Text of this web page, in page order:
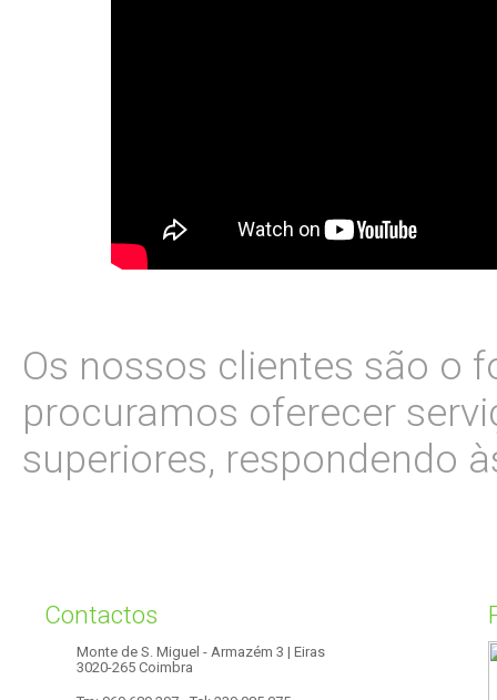
Os nossos clientes são o
procuramos oferecer
superiores, respondendo
Contactos
Monte de S. Miguel - Armazém 3 | Eiras
3020-265 Coimbra